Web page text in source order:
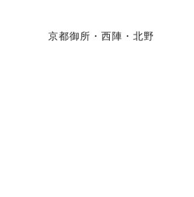
京都御所・西陣・北野